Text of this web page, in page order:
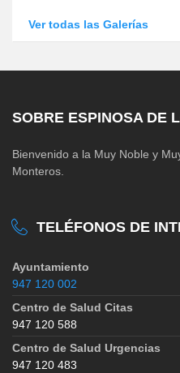
Ver todas las Galerías
SOBRE ESPINOSA DE
Bienvenido a la Muy Noble y
Monteros.
TELÉFONOS DE
Ayuntamiento
947 120 002
Centro de Salud Citas
947 120 588
Centro de Salud Urgencias
947 120 483